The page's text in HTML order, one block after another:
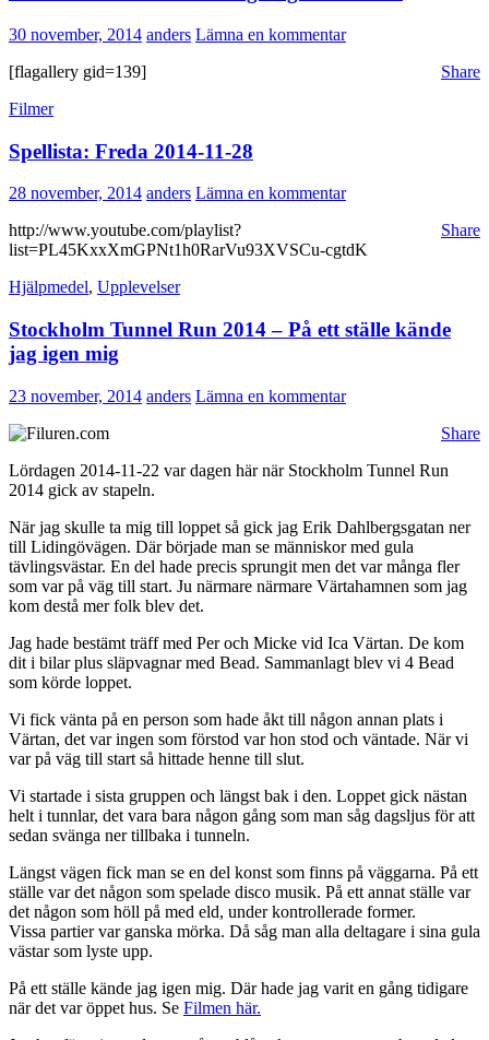
30 november, 2014 anders Lämna en kommentar
Share
[flagallery gid=139]
Filmer
Spellista: Freda 2014-11-28
28 november, 2014 anders Lämna en kommentar
Share
http://www.youtube.com/playlist?
list=PL45KxxXmGPNt1h0RarVu93XVSCu-cgtdK
Hjälpmedel, Upplevelser
Stockholm Tunnel Run 2014 – På ett ställe kände
jag igen mig
23 november, 2014 anders Lämna en kommentar
Share
Lördagen 2014-11-22 var dagen här när Stockholm Tunnel Run
2014 gick av stapeln.
När jag skulle ta mig till loppet så gick jag Erik Dahlbergsgatan ner
till Lidingövägen. Där började man se människor med gula
tävlingsvästar. En del hade precis sprungit men det var många fler
som var på väg till start. Ju närmare närmare Värtahamnen som jag
kom destå mer folk blev det.
Jag hade bestämt träff med Per och Micke vid Ica Värtan. De kom
dit i bilar plus släpvagnar med Bead. Sammanlagt blev vi 4 Bead
som körde loppet.
Vi fick vänta på en person som hade åkt till någon annan plats i
Värtan, det var ingen som förstod var hon stod och väntade. När vi
var på väg till start så hittade henne till slut.
Vi startade i sista gruppen och längst bak i den. Loppet gick nästan
helt i tunnlar, det vara bara någon gång som man såg dagsljus för att
sedan svänga ner tillbaka i tunneln.
Längst vägen fick man se en del konst som finns på väggarna. På ett
ställe var det någon som spelade disco musik. På ett annat ställe var
det någon som höll på med eld, under kontrollerade former.
Vissa partier var ganska mörka. Då såg man alla deltagare i sina gula
västar som lyste upp.
På ett ställe kände jag igen mig. Där hade jag varit en gång tidigare
när det var öppet hus. Se Filmen här.